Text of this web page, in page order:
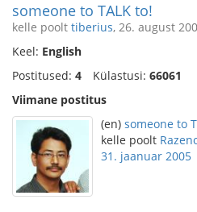
someone to TALK to!
kelle poolt tiberius, 26. august
Keel: English
Postitused: 4 Külastusi: 66061
Viimane postitus
(en) someone to
kelle poolt
31. jaanuar 2005